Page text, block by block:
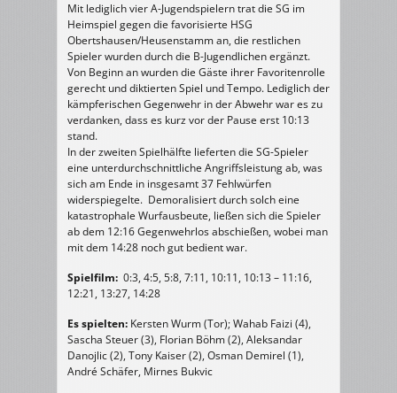
Mit lediglich vier A-Jugendspielern trat die SG im
Heimspiel gegen die favorisierte HSG
Obertshausen/Heusenstamm an, die restlichen
Spieler wurden durch die B-Jugendlichen ergänzt.
Von Beginn an wurden die Gäste ihrer Favoritenrolle
gerecht und diktierten Spiel und Tempo. Lediglich der
kämpferischen Gegenwehr in der Abwehr war es zu
verdanken, dass es kurz vor der Pause erst 10:13
stand.
In der zweiten Spielhälfte lieferten die SG-Spieler
eine unterdurchschnittliche Angriffsleistung ab, was
sich am Ende in insgesamt 37 Fehlwürfen
widerspiegelte. Demoralisiert durch solch eine
katastrophale Wurfausbeute, ließen sich die Spieler
ab dem 12:16 Gegenwehrlos abschießen, wobei man
mit dem 14:28 noch gut bedient war.
Spielfilm: 0:3, 4:5, 5:8, 7:11, 10:11, 10:13 – 11:16,
12:21, 13:27, 14:28
Es spielten: Kersten Wurm (Tor); Wahab Faizi (4),
Sascha Steuer (3), Florian Böhm (2), Aleksandar
Danojlic (2), Tony Kaiser (2), Osman Demirel (1),
André Schäfer, Mirnes Bukvic